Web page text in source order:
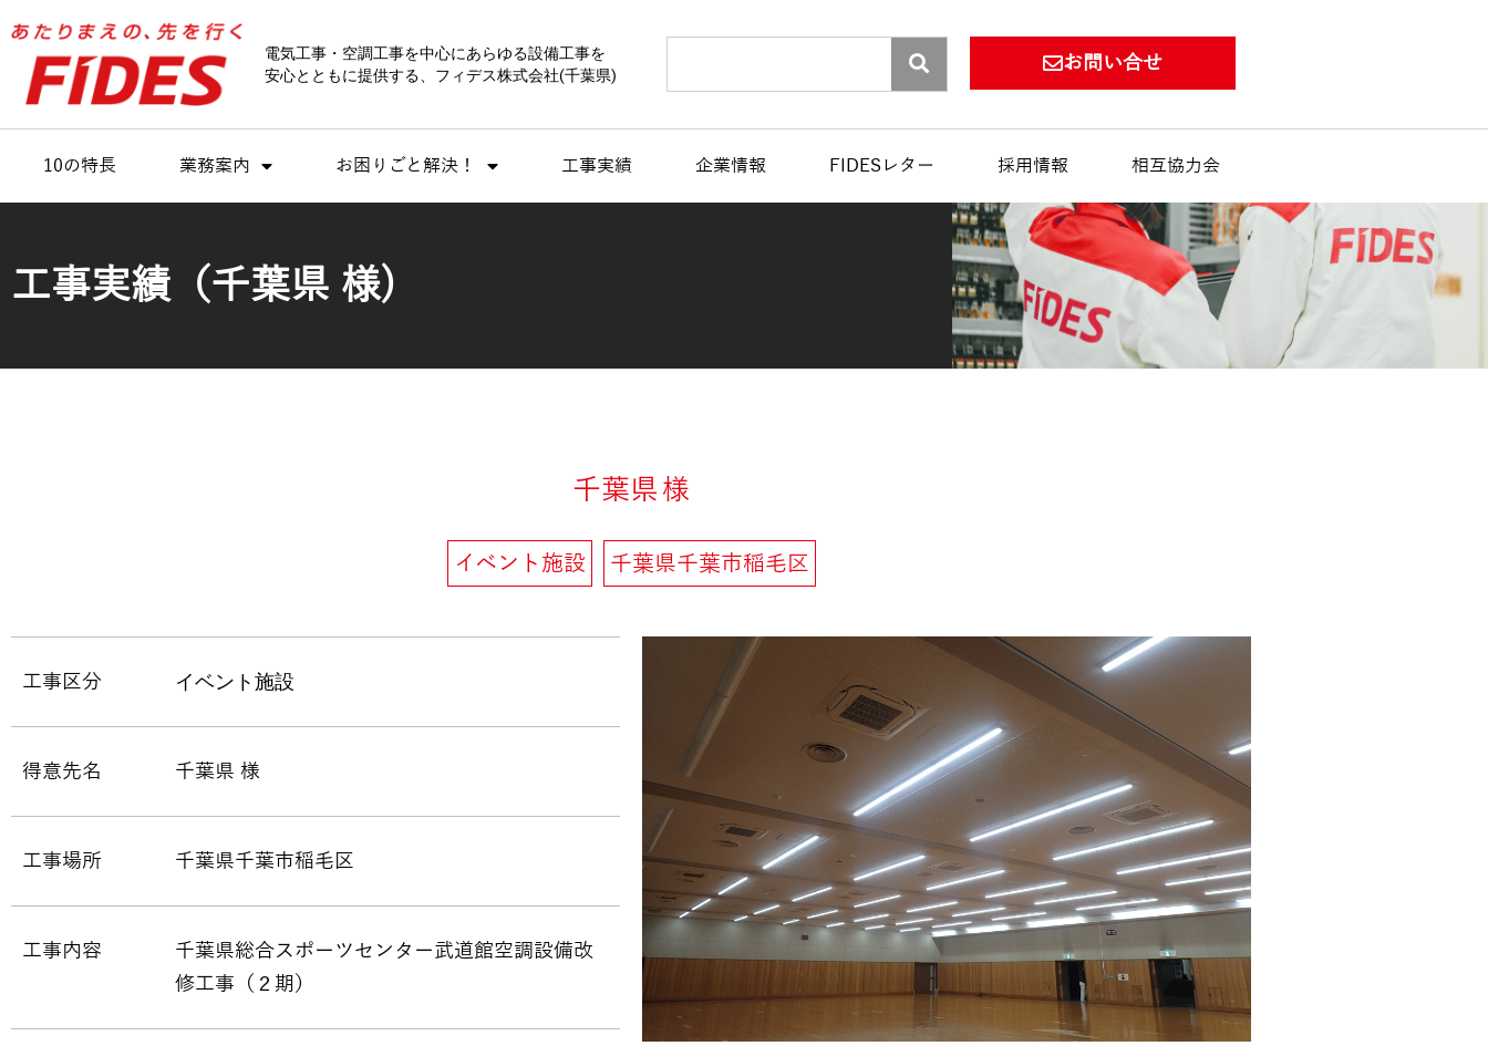
容
電気工事・空調工事を中心にあらゆる設備工事を
安心とともに提供する、フィデス株式会社(千葉県)
お問い合せ
10の特長 業務案内 お困りごと解決！ 工事実績 企業情報 FIDESレター 採用情報 相互協力会
工事実績（千葉県 様)
千葉県 様
イベント施設 千葉県千葉市稲毛区
工事区分 イベント施設
得意先名 千葉県 様
工事場所 千葉県千葉市稲毛区
工事内容
千葉県総合スポーツセンター武道館空調設備改
修工事（２期）